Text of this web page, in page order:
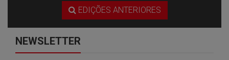
EDIÇÕES ANTERIORES
NEWSLETTER